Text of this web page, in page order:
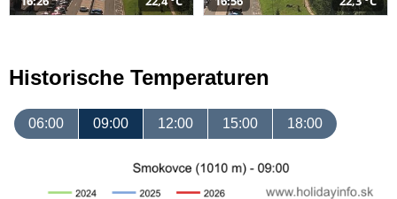
Historische Temperaturen
06:00 09:00 12:00 15:00 18:00